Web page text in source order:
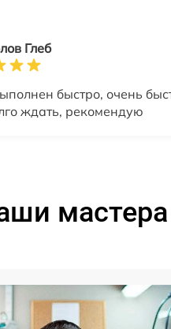
Глеб
быстро, очень
ждать, рекомендую
мастера